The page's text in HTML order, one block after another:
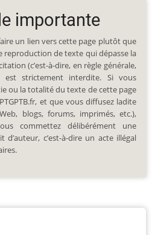
importante
un lien vers cette page plutôt que
reproduction de texte qui dépasse la
(c’est-à-dire, en règle générale,
est strictement interdite. Si vous
ou la totalité du texte de cette page
et que vous diffusez ladite
blogs, forums, imprimés, etc.),
commettez délibérément une
c’est-à-dire un acte illégal